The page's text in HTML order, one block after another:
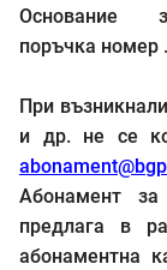
Основание
поръчка номер
При
и др. не се
Абонамент
предлага в
абонаментна